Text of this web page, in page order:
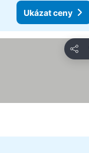
Ukázat ceny
Sdílet